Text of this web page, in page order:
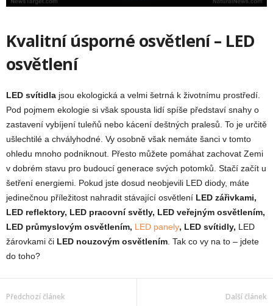
Kvalitní úsporné osvětlení – LED
osvětlení
LED svítidla jsou ekologická a velmi šetrná k životnímu prostředí.
Pod pojmem ekologie si však spousta lidí spíše představí snahy o
zastavení vybíjení tuleňů nebo kácení deštných pralesů. To je určitě
ušlechtilé a chvályhodné. Vy osobně však nemáte šanci v tomto
ohledu mnoho podniknout. Přesto můžete pomáhat zachovat Zemi
v dobrém stavu pro budoucí generace svých potomků. Stačí začít u
šetření energiemi. Pokud jste dosud neobjevili LED diody, máte
jedinečnou příležitost nahradit stávající osvětlení LED zářivkami,
LED reflektory, LED pracovní světly, LED veřejným osvětlením,
LED průmyslovým osvětlením, LED panely, LED svítidly, LED
žárovkami či LED nouzovým osvětlením . Tak co vy na to – jdete
do toho?
Předchozí článek Další článek